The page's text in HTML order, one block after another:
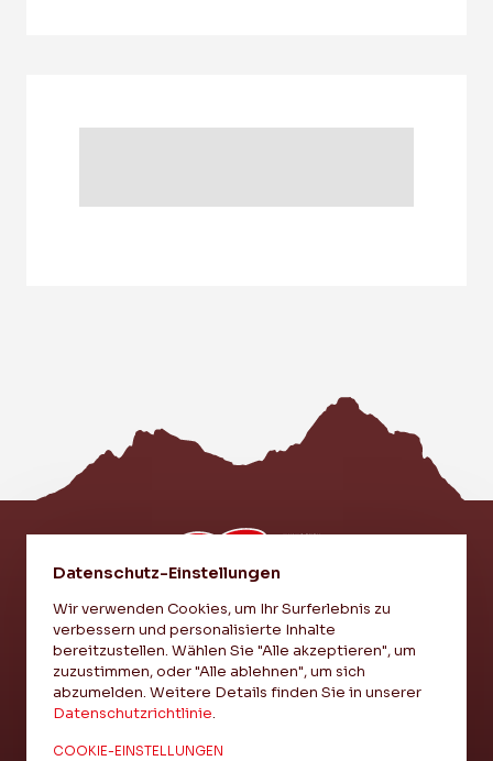
EI VEREIN - EI LIEBI - EI EINHEIT
IMPRESSUM
Datenschutz-Einstellungen
Wir verwenden Cookies, um Ihr Surferlebnis zu
verbessern und personalisierte Inhalte
bereitzustellen. Wählen Sie "Alle akzeptieren", um
zuzustimmen, oder "Alle ablehnen", um sich
abzumelden. Weitere Details finden Sie in unserer
Datenschutzrichtlinie.
COOKIE-EINSTELLUNGEN